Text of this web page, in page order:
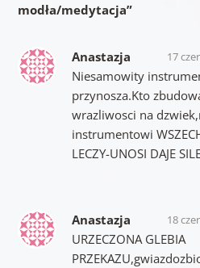
modła/medytacja”
Anastazja 17
Niesamowity
przynosza.Kto
wrazliwosci na
instrumentowi
LECZY-UNOSI DAJE
Anastazja 18
URZECZONA GLEBIA